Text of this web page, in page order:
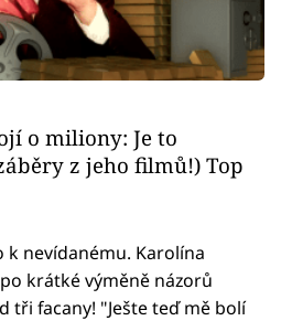
o miliony: Je to
z jeho filmů!) Top
nevídanému. Karolína
krátké výměně názorů
tři facany! "Ješte teď mě bolí